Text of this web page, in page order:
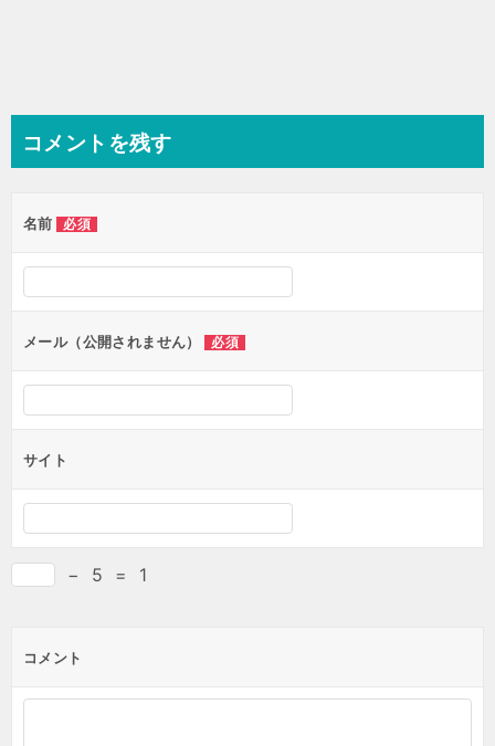
コメントを残す
名前 必須
メール（公開されません） 必須
サイト
− 5 = 1
コメント